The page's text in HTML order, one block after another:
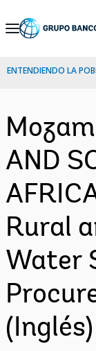
Skip
Navigation
ENTENDIENDO LA
AND
Rural
Water
(Inglés)